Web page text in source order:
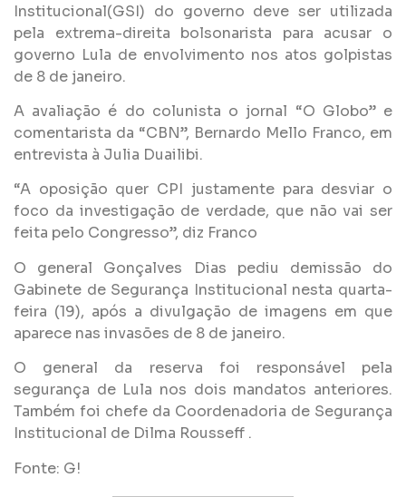
Institucional(GSI) do governo deve ser utilizada
pela extrema-direita bolsonarista para acusar o
governo Lula de envolvimento nos atos golpistas
de 8 de janeiro.
A avaliação é do colunista o jornal “O Globo” e
comentarista da “CBN”, Bernardo Mello Franco, em
entrevista à Julia Duailibi.
“A oposição quer CPI justamente para desviar o
foco da investigação de verdade, que não vai ser
feita pelo Congresso”, diz Franco
O general Gonçalves Dias pediu demissão do
Gabinete de Segurança Institucional nesta quarta-
feira (19), após a divulgação de imagens em que
aparece nas invasões de 8 de janeiro.
O general da reserva foi responsável pela
segurança de Lula nos dois mandatos anteriores.
Também foi chefe da Coordenadoria de Segurança
Institucional de Dilma Rousseff .
Fonte: G!